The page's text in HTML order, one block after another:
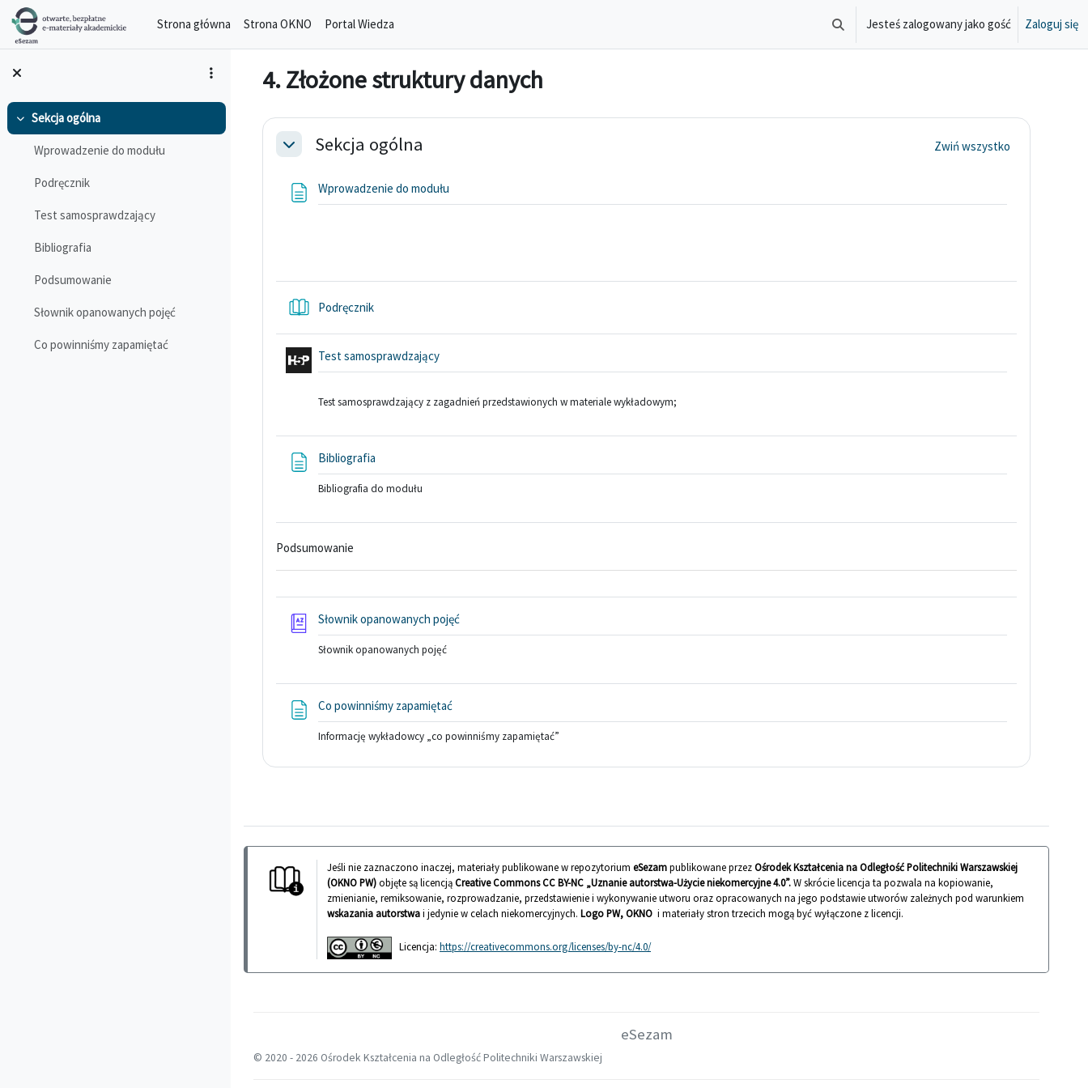
Przejdź do głównej zawartości
Strona główna
Strona OKNO Portal Wiedza Przełącznik wyszukiwarki
Jesteś zalogowany jako gość Zaloguj się
Minimalizuj
Sekcja ogólna
Wprowadzenie do modułu
Podręcznik
Test samosprawdzający
Bibliografia
Podsumowanie
Słownik opanowanych pojęć
Co powinniśmy zapamiętać
4. Złożone struktury danych
Przegląd sekcji
MinimalizujSekcja ogólna Zwiń wszystko
Wprowadzenie do modułu
PodręcznikKsiążka
Test samosprawdzającyInteraktywna treść
Test samosprawdzający z zagadnień przedstawionych w materiale wykładowym;
Bibliografia
Bibliografia do modułu
Podsumowanie
Słownik opanowanych pojęćSłownik pojęć
Słownik opanowanych pojęć
Co powinniśmy zapamiętaćStrona
Informację wykładowcy „co powinniśmy zapamiętać”
Jeśli nie zaznaczono inaczej, materiały publikowane w repozytorium eSezampublikowane przezOśrodek Kształcenia na Odległość Politechniki Warszawskiej
(OKNO PW)objęte są licencjąCreative Commons CC BY-NC „Uznanie autorstwa-Użycie niekomercyjne 4.0”.W skrócie licencja ta pozwala na kopiowanie,
zmienianie, remiksowanie, rozprowadzanie, przedstawienie i wykonywanie utworu oraz opracowanych na jego podstawie utworów zależnych pod warunkiem
wskazania autorstwai jedynie w celach niekomercyjnych. Logo PW, OKNO i materiały stron trzecich mogą być wyłączone z licencji.
Licencja: https://creativecommons.org/licenses/by-nc/4.0/
eSezam
© 2020 - 2026 Ośrodek Kształcenia na Odległość Politechniki Warszawskiej